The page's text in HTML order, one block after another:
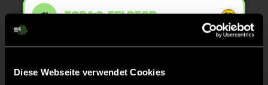
Diese Webseite verwendet Cookies
1' TOR 1:0, FELDTOR